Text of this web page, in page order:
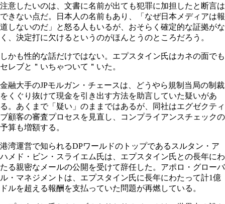
注意したいのは、文書に名前が出ても犯罪に加担したと断言は
できない点だ。日本人の名前もあり、「なぜ日本メディアは報
道しないのだ」と怒る人もいるが、おそらく確定的な証拠がな
く、決定打に欠けるというのがほんとうのところだろう。
しかも性的な話だけではない。エプスタイン氏はカネの面でも
セレブと＂いちゃついて＂いた。
金融大手のJPモルガン・チェースは、どうやら規制当局の制裁
をくぐり抜けて現金を引き出す方法を助言していた疑いがあ
る。あくまで「疑い」のままではあるが、同社はエグゼクティ
ブ顧客の審査プロセスを見直し、コンプライアンスチェックの
予算も増額する。
港湾運営で知られるDPワールドのトップであるスルタン・ア
ハメド・ビン・スライエム氏は、エプスタイン氏との長年にわ
たる親密なメールの公開を受けて辞任した。アポロ・グローバ
ル・マネジメントは、エプスタイン氏に長年にわたって計1億
ドルを超える報酬を支払っていた問題が再燃している。